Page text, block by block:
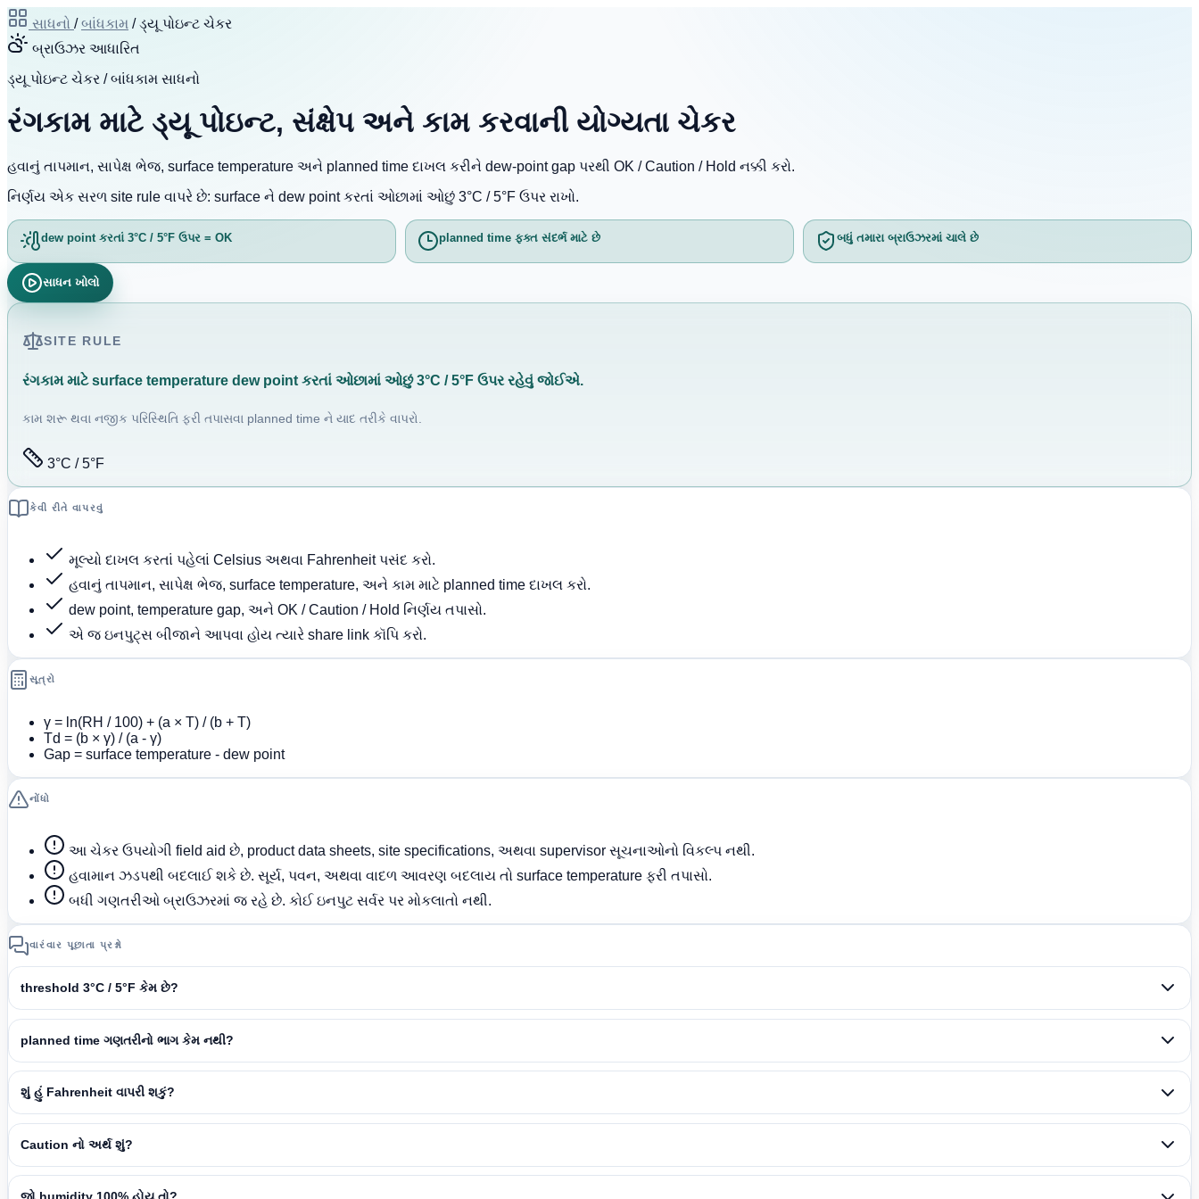
સાધનો / બાંધકામ / ડ્યૂ પોઇન્ટ ચેકર
બ્રાઉઝર આધારિત
ડ્યૂ પોઇન્ટ ચેકર / બાંધકામ સાધનો
રંગકામ માટે ડ્યૂ પોઇન્ટ, સંક્ષેપ અને કામ કરવાની યોગ્યતા ચેકર
હવાનું તાપમાન, સાપેક્ષ ભેજ, surface temperature અને planned time દાખલ કરીને dew-point gap પરથી OK / Caution / Hold નક્કી કરો.
નિર્ણય એક સરળ site rule વાપરે છે: surface ને dew point કરતાં ઓછામાં ઓછું 3°C / 5°F ઉપર રાખો.
dew point કરતાં 3°C / 5°F ઉપર = OK planned time ફક્ત સંદર્ભ માટે છે બધું તમારા બ્રાઉઝરમાં ચાલે છે
સાધન ખોલો
SITE RULE
રંગકામ માટે surface temperature dew point કરતાં ઓછામાં ઓછું 3°C / 5°F ઉપર રહેવું જોઈએ.
કામ શરૂ થવા નજીક પરિસ્થિતિ ફરી તપાસવા planned time ને યાદ તરીકે વાપરો.
3°C / 5°F
કેવી રીતે વાપરવું
મૂલ્યો દાખલ કરતાં પહેલાં Celsius અથવા Fahrenheit પસંદ કરો.
હવાનું તાપમાન, સાપેક્ષ ભેજ, surface temperature, અને કામ માટે planned time દાખલ કરો.
dew point, temperature gap, અને OK / Caution / Hold નિર્ણય તપાસો.
એ જ ઇનપુટ્સ બીજાને આપવા હોય ત્યારે share link કૉપિ કરો.
સૂત્રો
γ = ln(RH / 100) + (a × T) / (b + T)
Td = (b × γ) / (a - γ)
Gap = surface temperature - dew point
નોંધો
આ ચેકર ઉપયોગી field aid છે, product data sheets, site specifications, અથવા supervisor સૂચનાઓનો વિકલ્પ નથી.
હવામાન ઝડપથી બદલાઈ શકે છે. સૂર્ય, પવન, અથવા વાદળ આવરણ બદલાય તો surface temperature ફરી તપાસો.
બધી ગણતરીઓ બ્રાઉઝરમાં જ રહે છે. કોઈ ઇનપુટ સર્વર પર મોકલાતો નથી.
વારંવાર પૂછાતા પ્રશ્નો
threshold 3°C / 5°F કેમ છે?
planned time ગણતરીનો ભાગ કેમ નથી?
શું હું Fahrenheit વાપરી શકું?
Caution નો અર્થ શું?